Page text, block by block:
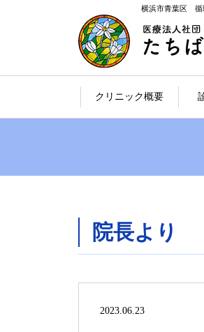
横浜市青葉区 循
クリニック概要
院長より
2023.06.23